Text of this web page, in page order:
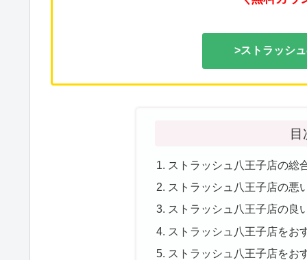
>ストラッシ
目
ストラッシュ八王子店の総
ストラッシュ八王子店の悪
ストラッシュ八王子店の良
ストラッシュ八王子店をお
ストラッシュ八王子店をお